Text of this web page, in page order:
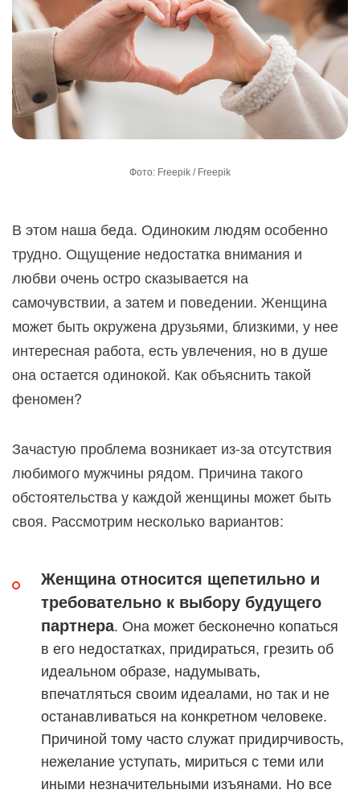
Фото: Freepik / Freepik
В этом наша беда. Одиноким людям особенно
трудно. Ощущение недостатка внимания и
любви очень остро сказывается на
самочувствии, а затем и поведении. Женщина
может быть окружена друзьями, близкими, у нее
интересная работа, есть увлечения, но в душе
она остается одинокой. Как объяснить такой
феномен?
Зачастую проблема возникает из-за отсутствия
любимого мужчины рядом. Причина такого
обстоятельства у каждой женщины может быть
своя. Рассмотрим несколько вариантов:
Женщина относится щепетильно и
требовательно к выбору будущего
партнера. Она может бесконечно копаться
в его недостатках, придираться, грезить об
идеальном образе, надумывать,
впечатляться своим идеалами, но так и не
останавливаться на конкретном человеке.
Причиной тому часто служат придирчивость,
нежелание уступать, мириться с теми или
иными незначительными изъянами. Но все